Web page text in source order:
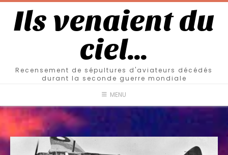
Ils venaient du
ciel…
Recensement de sépultures d'aviateurs décédés
durant la seconde guerre mondiale
MENU